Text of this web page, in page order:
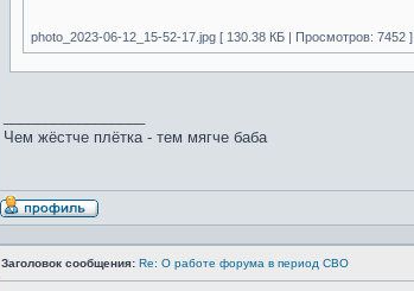
photo_2023-06-12_15-52-17.jpg [ 130.38 КБ | Просмотров: 7452 ]
Чем жёстче плётка - тем мягче баба
Заголовок сообщения: Re: О работе форума в период СВО